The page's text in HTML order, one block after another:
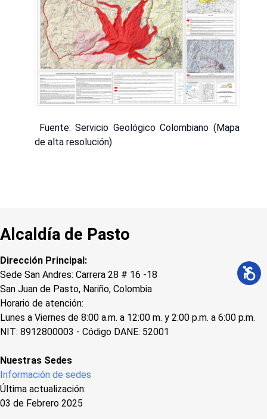
Fuente: Servicio Geológico Colombiano (Mapa
de alta resolución)
Alcaldía de Pasto
Dirección Principal:
Sede San Andres: Carrera 28 # 16 -18
San Juan de Pasto, Nariño, Colombia
Horario de atención:
Lunes a Viernes de 8:00 a.m. a 12:00 m. y 2:00 p.m. a 6:00 p.m.
NIT: 8912800003 - Código DANE: 52001
Nuestras Sedes
Información de sedes
Última actualización:
03 de Febrero 2025